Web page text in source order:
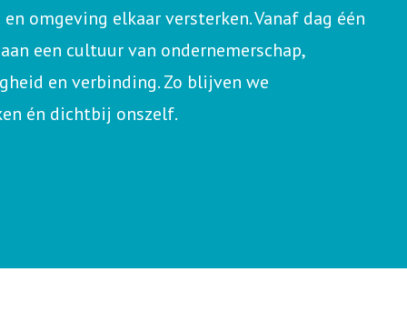
omgeving elkaar versterken. Vanaf dag één
een cultuur van ondernemerschap,
en verbinding. Zo blijven we
én dichtbij onszelf.